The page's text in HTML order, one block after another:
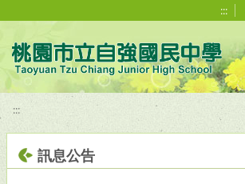
:::
:::
訊息公告